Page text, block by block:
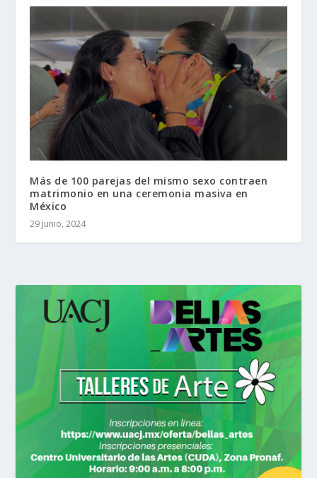
Más de 100 parejas del mismo sexo contraen
matrimonio en una ceremonia masiva en
México
29 junio, 2024